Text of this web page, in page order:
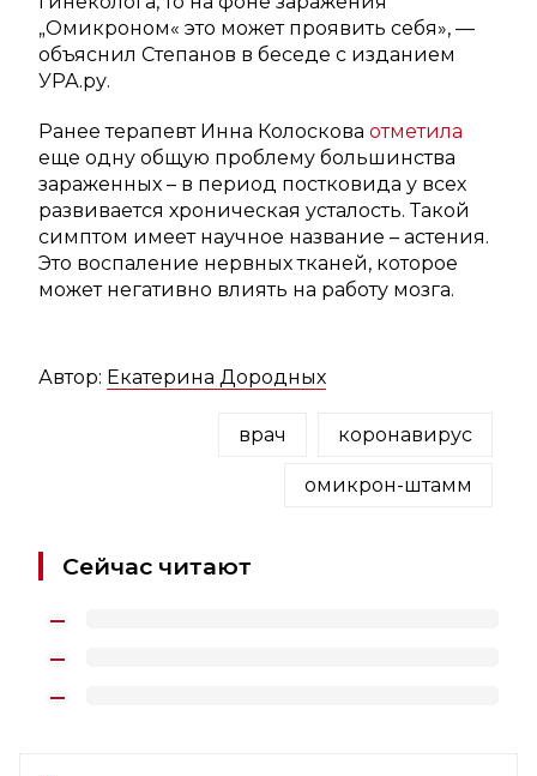
„Омикроном« это может проявить себя», —
объяснил Степанов в беседе с изданием
УРА.ру.
Ранее терапевт Инна Колоскова отметила
еще одну общую проблему большинства
зараженных – в период постковида у всех
развивается хроническая усталость. Такой
симптом имеет научное название – астения.
Это воспаление нервных тканей, которое
может негативно влиять на работу мозга.
Автор: Екатерина Дородных
врач коронавирус
омикрон-штамм
Сейчас читают